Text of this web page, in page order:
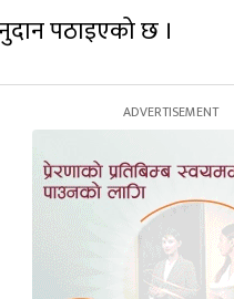
पठाइएको छ ।